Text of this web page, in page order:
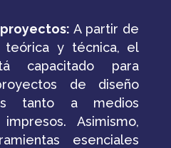
A partir de
teórica y técnica, el
capacitado para
de diseño
tanto a medios
Asimismo,
esenciales